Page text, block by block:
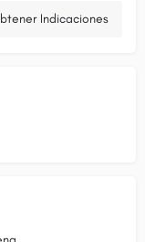
Indicaciones